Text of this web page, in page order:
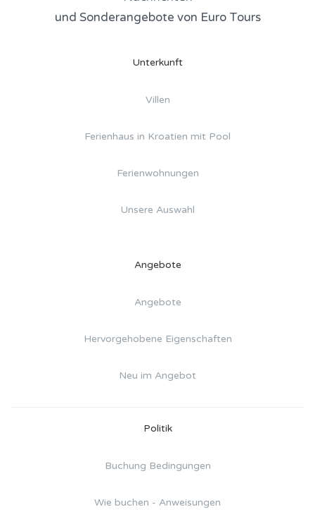
und Sonderangebote von Euro Tours
Unterkunft
Villen
Ferienhaus in Kroatien mit Pool
Ferienwohnungen
Unsere Auswahl
Angebote
Angebote
Hervorgehobene Eigenschaften
Neu im Angebot
Politik
Buchung Bedingungen
Wie buchen - Anweisungen